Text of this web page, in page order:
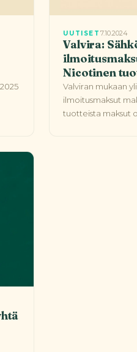
UUTISET 7.10.2024
Valvira:
Nicotinen
Valviran mukaan
ilmoitusmaksut
tuotteista maksut